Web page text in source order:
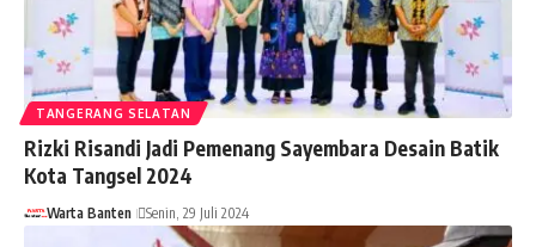
TANGERANG SELATAN
Rizki Risandi Jadi Pemenang Sayembara Desain Batik
Kota Tangsel 2024
Warta Banten Senin, 29 Juli 2024